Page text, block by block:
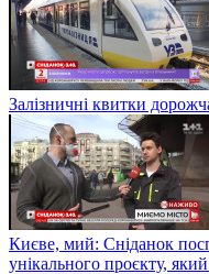
Залізничні квитки
Києве, мий: Сніданок
унікального проєкту,